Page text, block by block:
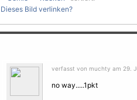
Dieses Bild verlinken?
verfasst von muchty am 29.
no way.....1pkt